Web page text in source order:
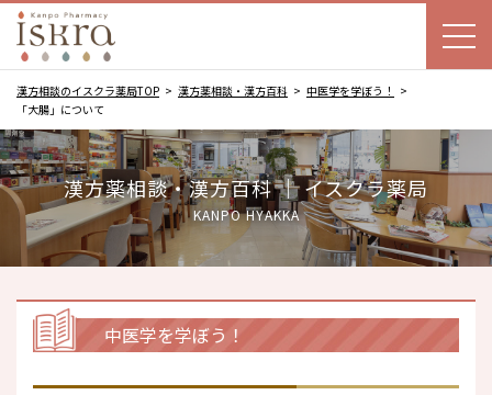
漢方相談のイスクラ薬局TOP 漢方薬相談・漢方百科
中医学を学ぼう！
「大腸」について
漢方薬相談・漢方百科 ｜ イスクラ薬局
KANPO HYAKKA
中医学を学ぼう！